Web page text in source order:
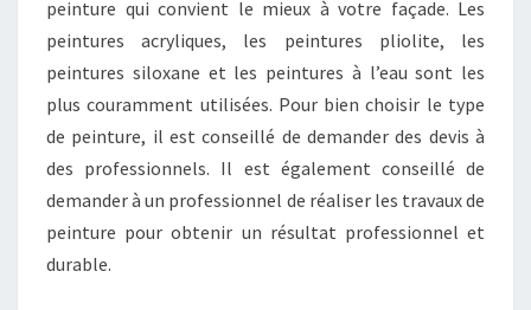
peinture qui convient le mieux à votre façade. Les
peintures acryliques, les peintures pliolite, les
peintures siloxane et les peintures à l’eau sont les
plus couramment utilisées. Pour bien choisir le type
de peinture, il est conseillé de demander des devis à
des professionnels. Il est également conseillé de
demander à un professionnel de réaliser les travaux de
peinture pour obtenir un résultat professionnel et
durable.